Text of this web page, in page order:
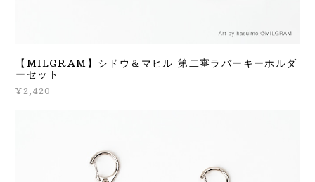
【MILGRAM】シドウ＆マヒル 第二審ラバーキーホルダ
ーセット
¥2,420